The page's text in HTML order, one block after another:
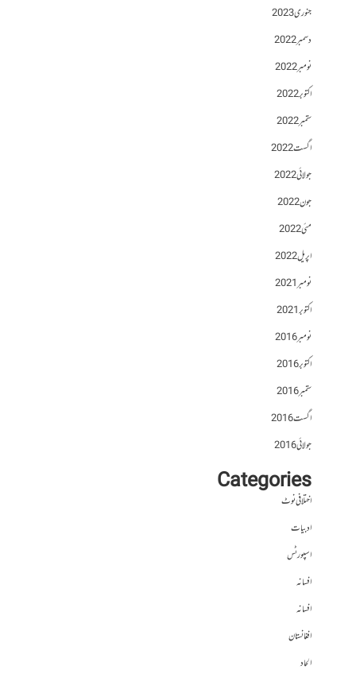
جنوری 2023
دسمبر 2022
نومبر 2022
اکتوبر 2022
ستمبر 2022
اگست 2022
جولائی 2022
جون 2022
مئی 2022
اپریل 2022
نومبر 2021
اکتوبر 2021
نومبر 2016
اکتوبر 2016
ستمبر 2016
اگست 2016
جولائی 2016
Categories
اختلافی نوٹ
ادبیات
اسپورٹس
افسانہ
افسانہ
افغانستان
الحاد